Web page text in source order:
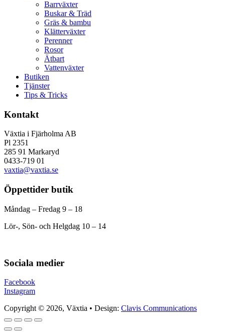
Barrväxter
Buskar & Träd
Gräs & bambu
Klätterväxter
Perenner
Rosor
Ätbart
Vattenväxter
Butiken
Tjänster
Tips & Tricks
Kontakt
Växtia i Fjärholma AB
Pl 2351
285 91 Markaryd
0433-719 01
vaxtia@vaxtia.se
Öppettider butik
Måndag – Fredag 9 – 18
Lör-, Sön- och Helgdag 10 – 14
Sociala medier
Facebook
Instagram
Copyright © 2026, Växtia • Design: Clavis Communications